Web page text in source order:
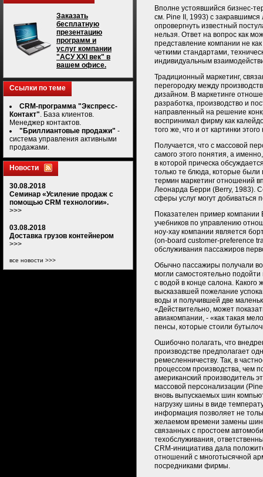
Заказать
бесплатную
презентацию
программ и
услуг компании
"АСУ XXI век" в
вашем офисе.
Ссылки по теме
CRM-программа "Экспресс-
Контакт". База клиентов.
Менеджер контактов.
"Бриллиантовые продажи" -
система управления активными
продажами.
Новости
30.08.2018
Семинар «Усиление продаж с
помощью CRM технологии».
>>>
03.08.2018
Доставка грузов контейнером
>>>
все новости >>>
Вполне устоявшийся бизнес-
см. Pine II, 1993) с
опровергнуть известный
нельзя. Ответ на вопрос как
представление компании не
четкими стандартами,
индивидуальным
Традиционный маркетинг,
перегородку между
дизайном. В маркетинге
разработка, производство и
направленный на решение
воспринимал фирму как
того же, что и от картинки
Получается, что с массовой
самого этого понятия, а
в которой прическа
только те блюда, которые
термин маркетинг отношений
Леонарда Берри (Berry, 1983).
сферы услуг могут добиваться
Показателен пример компании
учебников по управлению
ноу-хау компании является
(on-board customer-preference
обслуживания пассажиров
Обычно пассажиры получали
могли самостоятельно
с водой в конце салона.
высказавшей пожелание
воды и получившей две
«Действительно, может
авиакомпании, - «как такая
пенсы, которые стоили
Ошибочно полагать, что
производстве предполагает
ремесленничеству. Так, в
процессом производства, чем
американский производитель
массовой персонализации
вновь выпускаемых шин
нагрузку шины в виде
информация позволяет не
желаемом времени замены шин
связанных с простоем
техобслуживания,
CRM-инициатива дала
отношений с многотысячной
посредниками фирмы.